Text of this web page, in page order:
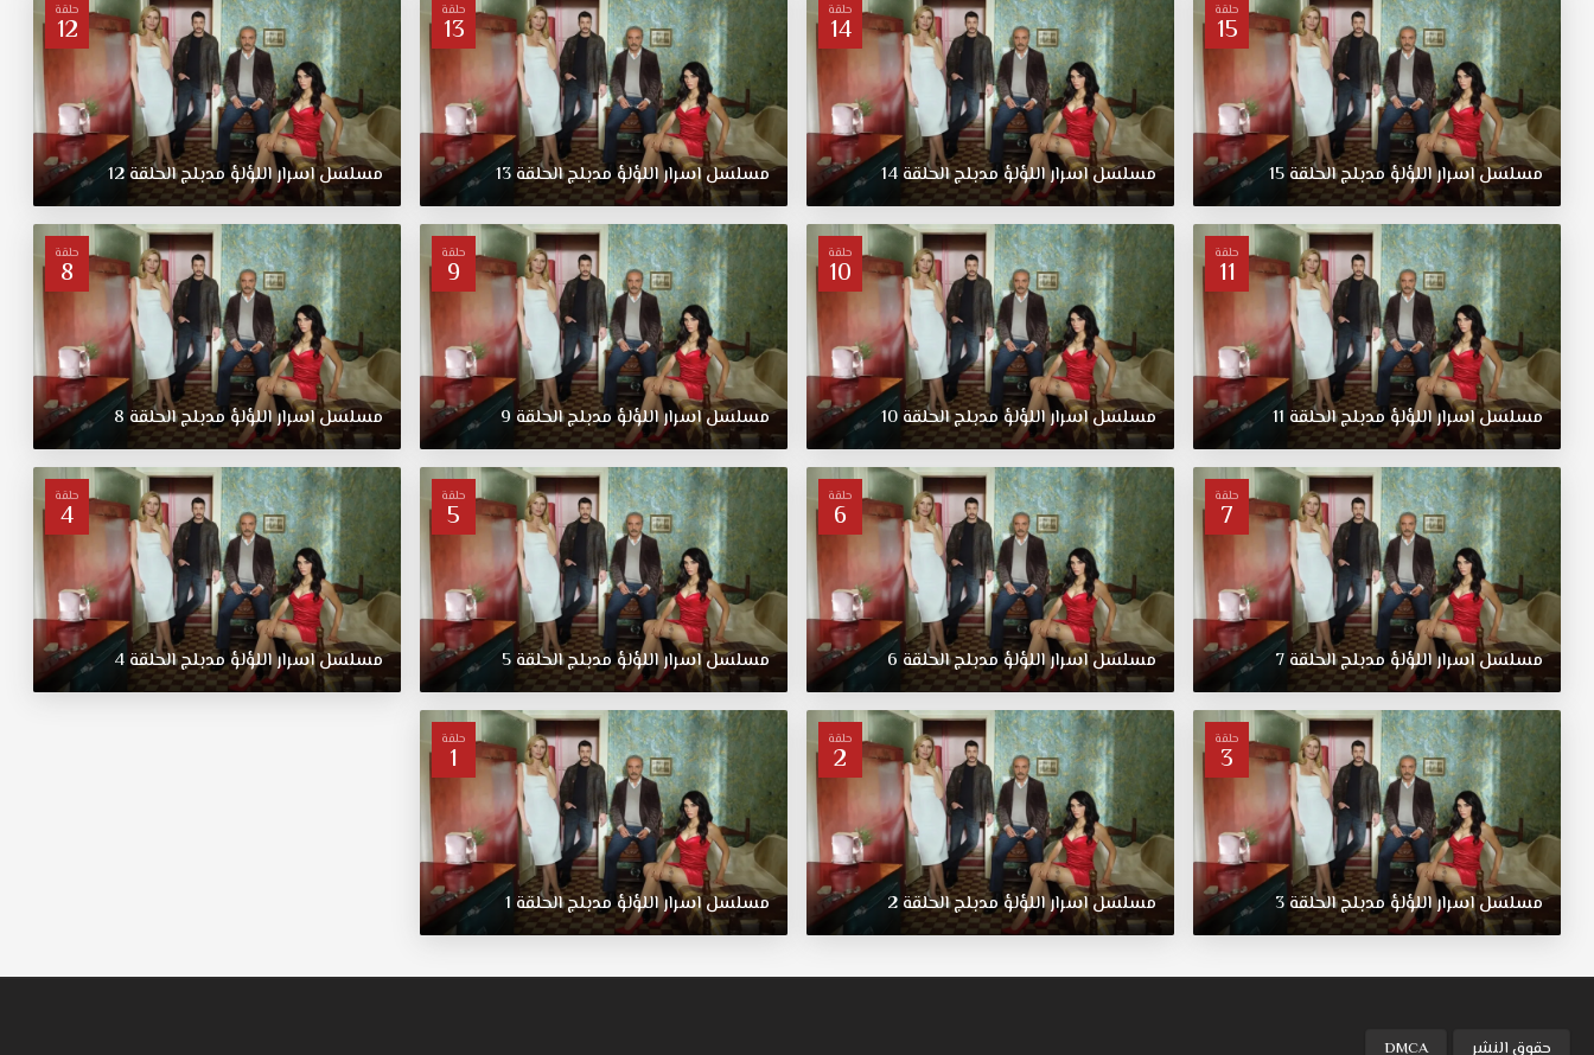
حلقة
15
مسلسلاسراراللؤلؤمدبلجالحلقة 15
حلقة
14
مسلسلاسراراللؤلؤمدبلجالحلقة 14
حلقة
13
مسلسلاسراراللؤلؤمدبلجالحلقة 13
حلقة
12
مسلسلاسراراللؤلؤمدبلجالحلقة 12
حلقة
11
مسلسلاسراراللؤلؤمدبلجالحلقة 11
حلقة
10
مسلسلاسراراللؤلؤمدبلجالحلقة 10
حلقة
9
مسلسلاسراراللؤلؤمدبلجالحلقة 9
حلقة
8
مسلسلاسراراللؤلؤمدبلجالحلقة 8
حلقة
7
مسلسلاسراراللؤلؤمدبلجالحلقة 7
حلقة
6
مسلسلاسراراللؤلؤمدبلجالحلقة 6
حلقة
5
مسلسلاسراراللؤلؤمدبلجالحلقة 5
حلقة
4
مسلسلاسراراللؤلؤمدبلجالحلقة 4
حلقة
3
مسلسلاسراراللؤلؤمدبلجالحلقة 3
حلقة
2
مسلسلاسراراللؤلؤمدبلجالحلقة 2
حلقة
1
مسلسلاسراراللؤلؤمدبلجالحلقة 1
حقوق النشر DMCA